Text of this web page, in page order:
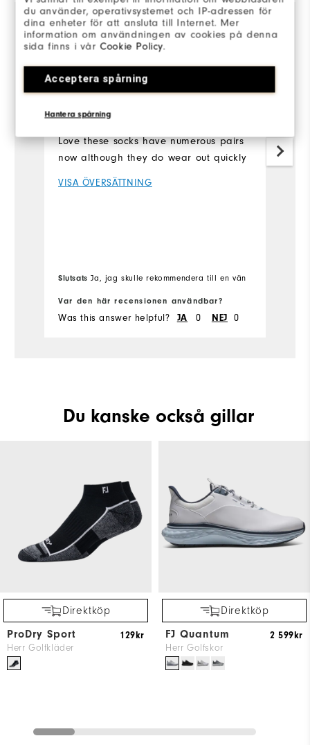
du använder, operativsystemet och IP-adressen för
dina enheter för att ansluta till Internet. Mer
information om användningen av cookies på denna
sida finns i vårCookie Policy.
Acceptera spårning
Hantera spårning
Comfy
Jase
Love these socks have numerous pairs
now although they do wear out quickly
VISA ÖVERSÄTTNING
Slutsats Ja, jag skulle rekommendera till en vän
Var den här recensionen användbar?
Was this answer helpful? JA 0 NEJ 0
Du kanske också gillar
Direktköp
ProDry Sport
Herr Golfkläder
129kr
Direktköp
FJ Quantum
Herr Golfskor
2 599kr